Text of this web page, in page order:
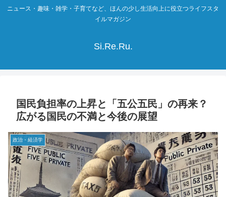
ニュース・趣味・雑学・子育てなど、ほんの少し生活向上に役立つライフスタ
イルマガジン
Si.Re.Ru.
国民負担率の上昇と「五公五民」の再来？
広がる国民の不満と今後の展望
政治・経済学